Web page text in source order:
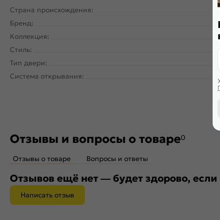
Страна происхождения:
Бренд:
Коллекция:
Стиль:
Тип двери:
Система открывания:
Отзывы и вопросы о товаре0
Отзывы о товаре Вопросы и ответы
Отзывов ещё нет — будет здорово,
Написать отзыв